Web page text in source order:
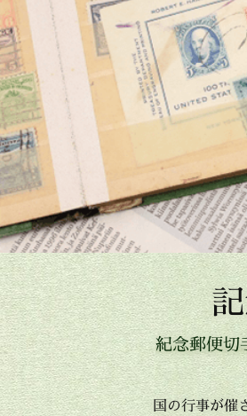
紀念郵便切
国の行事が催